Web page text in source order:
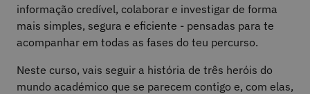
informação credível, colaborar e investigar de forma
mais simples, segura e eficiente - pensadas para te
acompanhar em todas as fases do teu percurso.
Neste curso, vais seguir a história de três heróis do
mundo académico que se parecem contigo e, com elas,